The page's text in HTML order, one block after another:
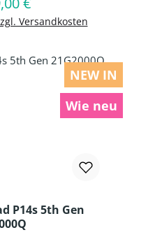
Versandkosten
NEW IN
Wie neu
P14s 5th Gen